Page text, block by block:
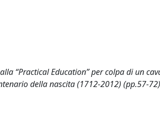
“Practical Education” per colpa di un
della nascita (1712-2012) (pp.57-